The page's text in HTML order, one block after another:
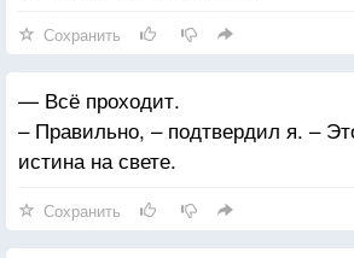
Сохранить
— Всё проходит.
– Правильно, – подтвердил я. –
истина на свете.
Сохранить